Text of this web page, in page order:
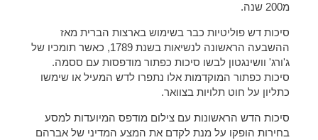
מ200 שנה.
סיכות דש פוליטיות כבר בשימוש בארצות הברית מאז
ההשבעה הראשונה לנשיאות בשנת 1789, כאשר תומכיו של
ג'ורג' וושינגטון לבשו סיכות כפתור מודפסות עם ססמה.
סיכות כפתור המוקדמות אלו נתפרו לדש המעיל או שימשו
כתליון על חוט תלויות בצוואר.
סיכות הדש הראשונות עם צילום מודפס המיועדות למסע
בחירות הופקו על מנת לקדם את המצע המדיני של אברהם